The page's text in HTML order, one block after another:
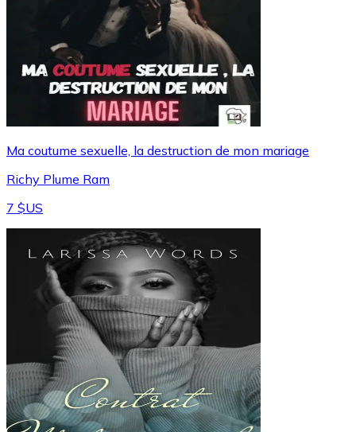
Ma coutume sexuelle, la destruction de mon mariage
Richy Plume Ram
7 $US